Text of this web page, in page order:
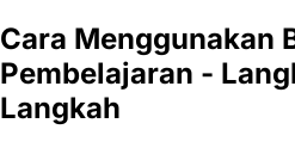
Cara Menggunakan
Pembelajaran -
Langkah